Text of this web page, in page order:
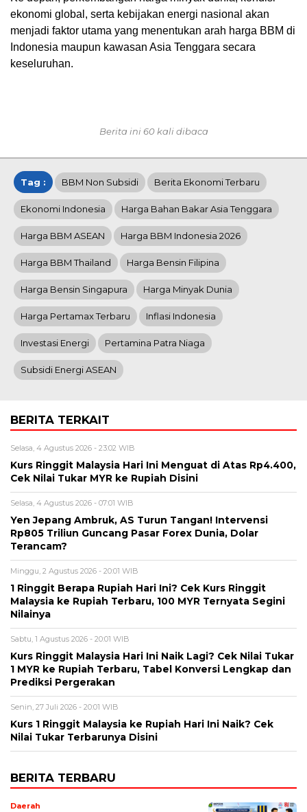
ekonomi global, serta kebijakan energi nasional akan
menjadi faktor utama yang menentukan arah harga BBM di
Indonesia maupun kawasan Asia Tenggara secara
keseluruhan.
Berita ini 60 kali dibaca
Tag : BBM Non Subsidi Berita Ekonomi Terbaru
Ekonomi Indonesia Harga Bahan Bakar Asia Tenggara
Harga BBM ASEAN Harga BBM Indonesia 2026
Harga BBM Thailand Harga Bensin Filipina
Harga Bensin Singapura Harga Minyak Dunia
Harga Pertamax Terbaru Inflasi Indonesia
Investasi Energi Pertamina Patra Niaga
Subsidi Energi ASEAN
BERITA TERKAIT
Selasa, 4 Agustus 2026 - 23:02 WIB
Kurs Ringgit Malaysia Hari Ini Menguat di Atas Rp4.400,
Cek Nilai Tukar MYR ke Rupiah Disini
Selasa, 4 Agustus 2026 - 07:01 WIB
Yen Jepang Ambruk, AS Turun Tangan! Intervensi
Rp805 Triliun Guncang Pasar Forex Dunia, Dolar
Terancam?
Minggu, 2 Agustus 2026 - 20:01 WIB
1 Ringgit Berapa Rupiah Hari Ini? Cek Kurs Ringgit
Malaysia ke Rupiah Terbaru, 100 MYR Ternyata Segini
Nilainya
Sabtu, 1 Agustus 2026 - 20:01 WIB
Kurs Ringgit Malaysia Hari Ini Naik Lagi? Cek Nilai Tukar
1 MYR ke Rupiah Terbaru, Tabel Konversi Lengkap dan
Prediksi Pergerakan
Senin, 27 Juli 2026 - 20:01 WIB
Kurs 1 Ringgit Malaysia ke Rupiah Hari Ini Naik? Cek
Nilai Tukar Terbarunya Disini
BERITA TERBARU
Daerah